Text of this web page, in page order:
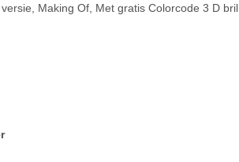
Making Of, Met gratis Colorcode 3 D bril